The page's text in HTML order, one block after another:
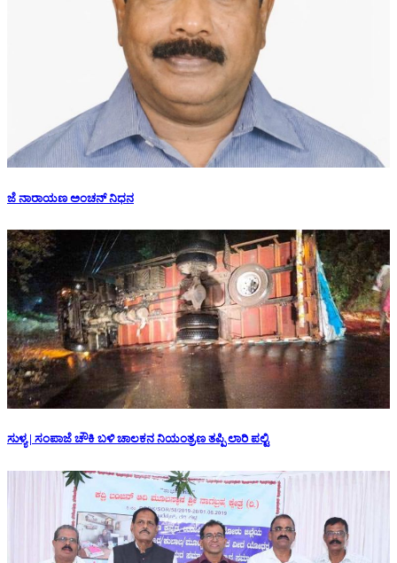
ಜೆ ನಾರಾಯಣ ಅಂಚನ್ ನಿಧನ
ಸುಳ್ಯ | ಸಂಪಾಜೆ ಚೌಕಿ ಬಳಿ ಚಾಲಕನ ನಿಯಂತ್ರಣ ತಪ್ಪಿ ಲಾರಿ ಪಲ್ಟಿ